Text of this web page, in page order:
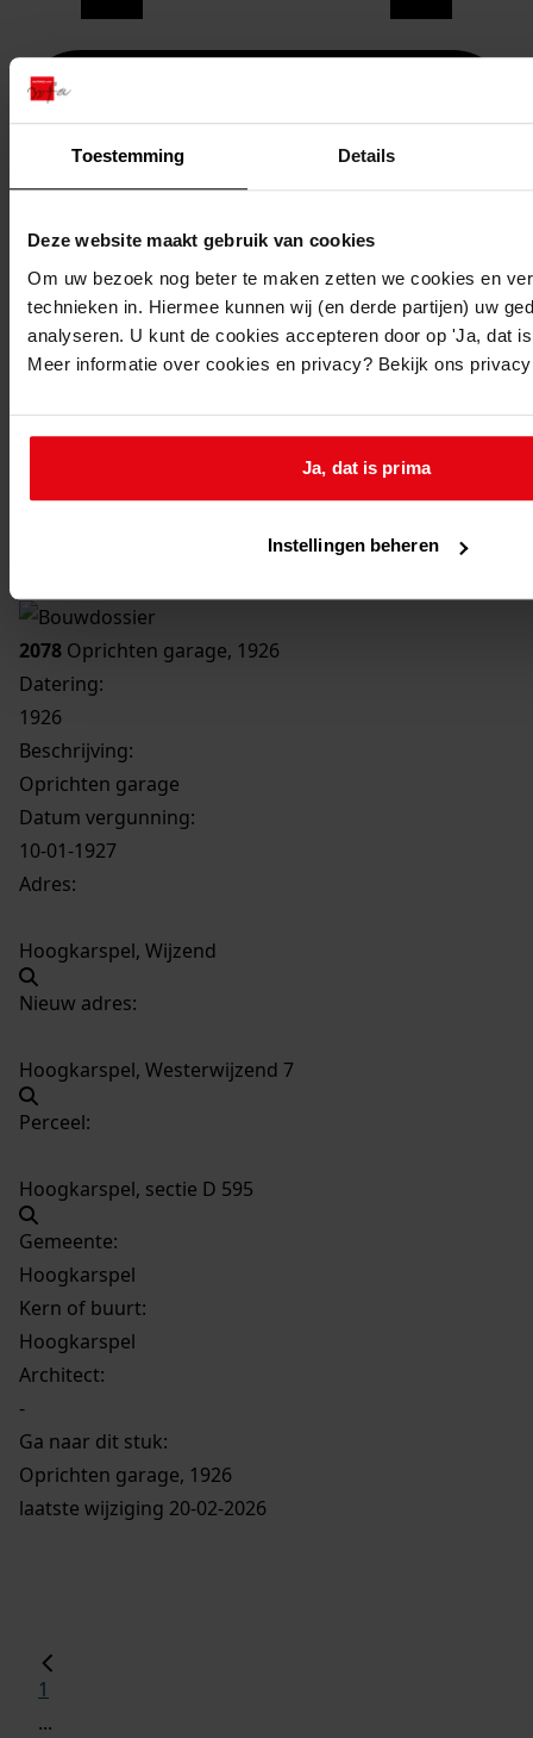
Toestemming Details
Deze website maakt gebruik van cookies
Om uw bezoek nog beter te maken zetten we cookies en
technieken in. Hiermee kunnen wij (en derde partijen) uw
analyseren. U kunt de cookies accepteren door op 'Ja, dat
Meer informatie over cookies en privacy? Bekijk ons
Ja, dat is prima
Instellingen beheren
Printen
duurzaam webadres
2078 Oprichten garage, 1926
Datering:
1926
Beschrijving:
Oprichten garage
Datum vergunning:
10-01-1927
Adres:
Hoogkarspel, Wijzend
Nieuw adres:
Hoogkarspel, Westerwijzend 7
Perceel:
Hoogkarspel, sectie D 595
Gemeente:
Hoogkarspel
Kern of buurt:
Hoogkarspel
Architect:
-
Ga naar dit stuk:
Oprichten garage, 1926
laatste wijziging 20-02-2026
1
...